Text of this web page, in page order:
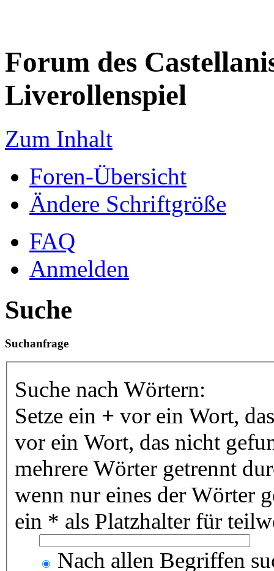
Forum des
Liverollenspiel
Zum Inhalt
Foren-Übersicht
Ändere Schriftgröße
FAQ
Anmelden
Suche
Suchanfrage
Suche nach Wörtern:
Setze ein + vor ein Wort,
vor ein Wort, das nicht
mehrere Wörter getrennt
wenn nur eines der Wörter
ein * als Platzhalter für
Nach allen Begriffen